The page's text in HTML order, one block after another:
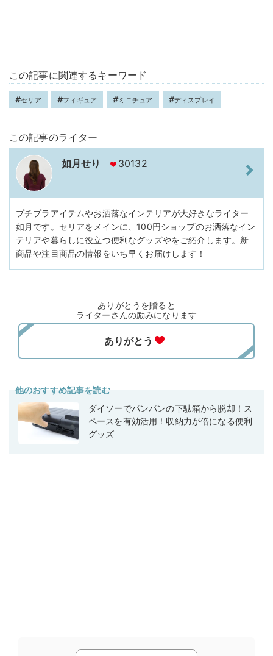
この記事に関連するキーワード
セリア フィギュア ミニチュア ディスプレイ
この記事のライター
如月せり 30132
プチプラアイテムやお洒落なインテリアが大好きなライター
如月です。セリアをメインに、100円ショップのお洒落なイン
テリアや暮らしに役立つ便利なグッズやをご紹介します。新
商品や注目商品の情報をいち早くお届けします！
ありがとうを贈ると
ライターさんの励みになります
他のおすすめ記事を読む
ダイソーでパンパンの下駄箱から脱却！ス
ペースを有効活用！収納力が倍になる便利
グッズ